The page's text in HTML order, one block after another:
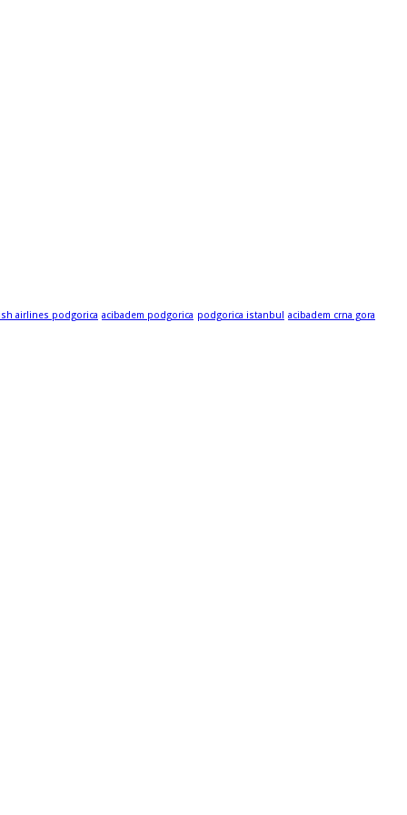
airlines podgorica acibadem podgorica podgorica istanbul acibadem crna gora